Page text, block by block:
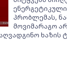
ენერგეტიკული
პრობლემას,
მოვიმარაგო
ხაზის